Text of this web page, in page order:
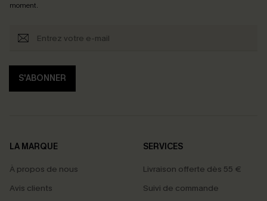
moment.
S'ABONNER
LA MARQUE
À propos de nous
Avis clients
SERVICES
Livraison offerte dès 55 €
Suivi de commande